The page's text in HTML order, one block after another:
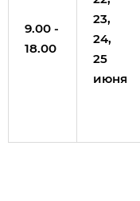
9.00 -
18.00
23,
24,
25
июня